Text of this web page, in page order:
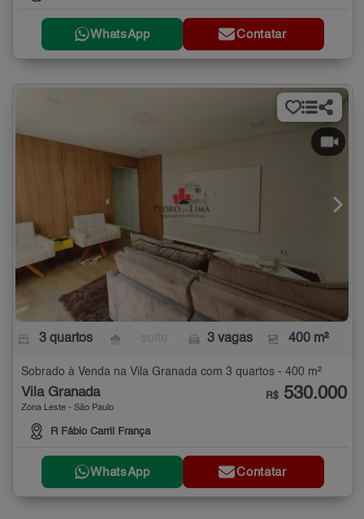
WhatsApp Contatar
3 quartos 3 vagas 400 m²
Sobrado à Venda na Vila Granada com 3 quartos - 400 m²
Vila Granada
Zona Leste - São Paulo
R Fábio Carril França
R$ 530.000
WhatsApp Contatar